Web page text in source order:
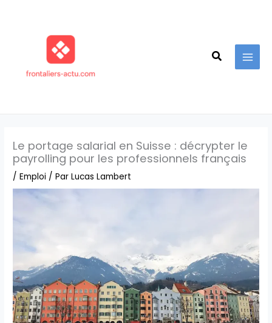
Le portage salarial en Suisse : décrypter le
payrolling pour les professionnels français
/Emploi / ParLucas Lambert